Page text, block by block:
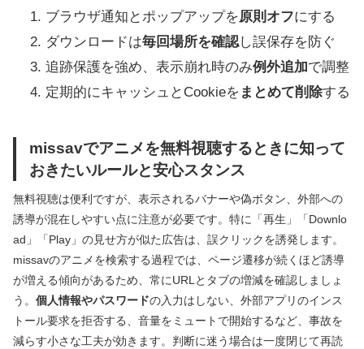
ブラウザ通知とポップアップを原則オフにする
ダウンロードは毎回場所を確認し誤保存を防ぐ
追跡保護を強め、表示崩れ時のみ例外追加 で調整
定期的にキャッシュとCookieを まとめて削除する
missavでアニメを無料視聴するときに知って
おきたいルールと安心スタンス
無料視聴は便利ですが、表示されるバナーや偽ボタン、外部への
誘導が混在しやすい点に注意が必要です。特に「再生」「Downlo
ad」「Play」の見せ方が似た広告は、誤クリックを誘発します。
missavのアニメを検索する過程では、ページ遷移が続くほど誘導
が増える傾向があるため、常にURLとタブの増減を確認しましょ
う。 個人情報やパスワードの入力はしない、外部アプリのインス
トール要求を拒否する、音量をミュートで開始するなど、事故を
減らす小さな工夫が効きます。判断に迷う場合は一度閉じて再読